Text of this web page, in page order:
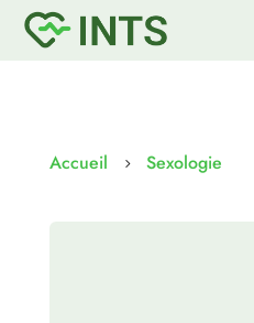
Accueil 5 Sexologie